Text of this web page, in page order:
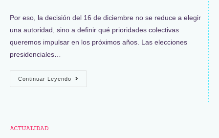
Por eso, la decisión del 16 de diciembre no se reduce a elegir
una autoridad, sino a definir qué prioridades colectivas
queremos impulsar en los próximos años. Las elecciones
presidenciales…
Continuar Leyendo
ACTUALIDAD